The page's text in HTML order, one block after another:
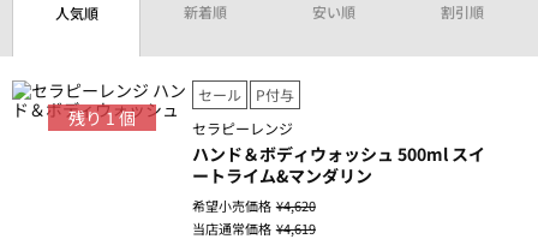
人気順 新着順 安い順 割引順
残り1個
セール
P付与
セラピーレンジ
ハンド＆ボディウォッシュ 500ml スイ
ートライム&マンダリン
希望小売価格¥4,620
当店通常価格¥4,619